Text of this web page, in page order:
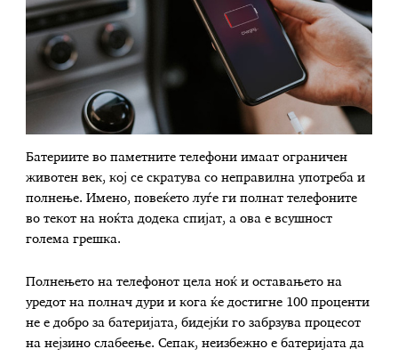
Батериите во паметните телефони имаат ограничен
животен век, кој се скратува со неправилна употреба и
полнење. Имено, повеќето луѓе ги полнат телефоните
во текот на ноќта додека спијат, а ова е всушност
голема грешка.
Полнењето на телефонот цела ноќ и оставањето на
уредот на полнач дури и кога ќе достигне 100 проценти
не е добро за батеријата, бидејќи го забрзува процесот
на нејзино слабеење. Сепак, неизбежно е батеријата да